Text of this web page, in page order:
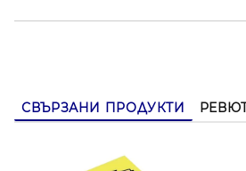
СВЪРЗАНИ ПРОДУКТИ